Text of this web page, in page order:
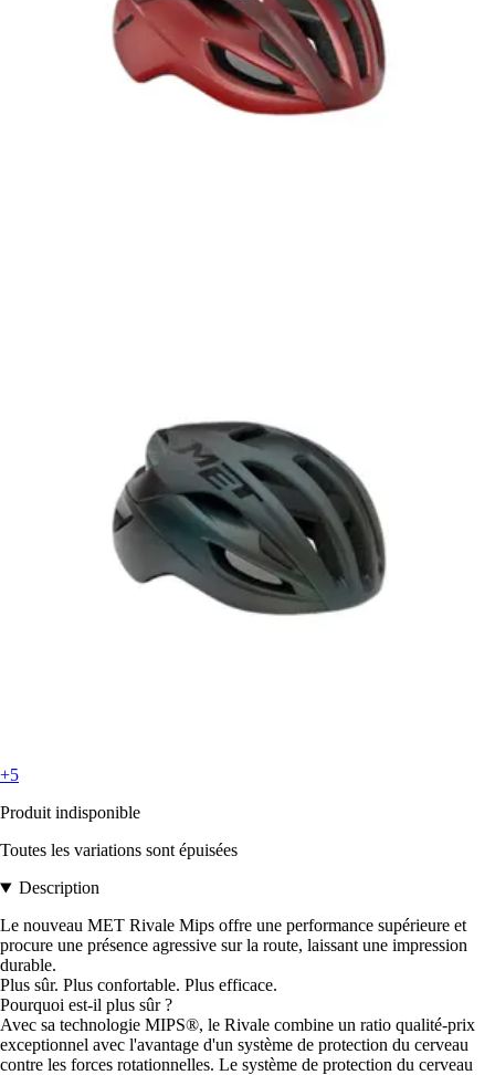
+5
Produit indisponible
Toutes les variations sont épuisées
Description
Le nouveau MET Rivale Mips offre une performance supérieure et
procure une présence agressive sur la route, laissant une impression
durable.
Plus sûr. Plus confortable. Plus efficace.
Pourquoi est-il plus sûr ?
Avec sa technologie MIPS®, le Rivale combine un ratio qualité-prix
exceptionnel avec l'avantage d'un système de protection du cerveau
contre les forces rotationnelles. Le système de protection du cerveau